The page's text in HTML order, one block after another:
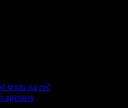
textu na reč
agentov